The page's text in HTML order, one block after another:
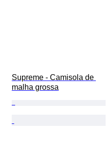
Supreme - Camisola de
malha grossa